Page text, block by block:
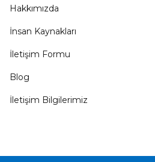
Hakkımızda
İnsan Kaynakları
İletişim Formu
Blog
İletişim Bilgilerimiz